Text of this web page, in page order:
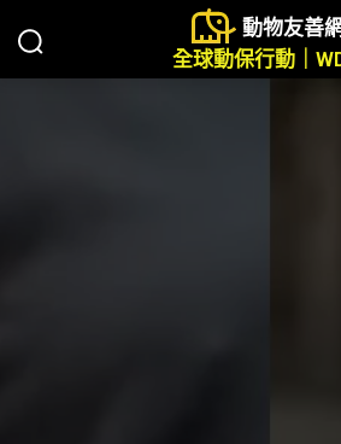
動物友善網
全球動保行動｜